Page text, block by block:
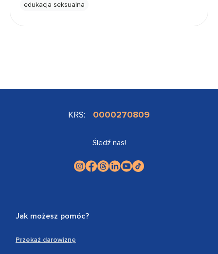
edukacja seksualna
KRS: 0000270809
Śledź nas!
Jak możesz pomóc?
Przekaż darowiznę